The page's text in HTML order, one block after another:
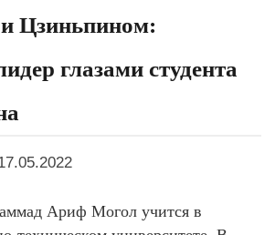
Цзиньпином:
глазами студента
Ариф Могол учится в